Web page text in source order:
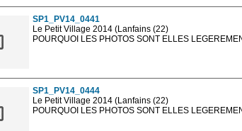
SP1_PV14_0441
Le Petit Village 2014 (Lanfains (22)
POURQUOI LES PHOTOS SONT ELLES
SP1_PV14_0444
Le Petit Village 2014 (Lanfains (22)
POURQUOI LES PHOTOS SONT ELLES